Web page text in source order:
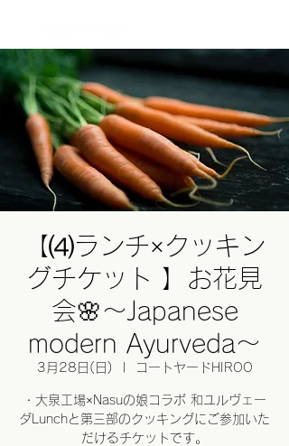
【⑷ランチ×クッキン
グチケット 】お花見
会🌸〜Japanese
modern Ayurveda〜
3月28日(日) コートヤードHIROO
・大泉工場×Nasuの娘コラボ 和ユルヴェー
ダLunchと第三部のクッキングにご参加いた
だけるチケットです。